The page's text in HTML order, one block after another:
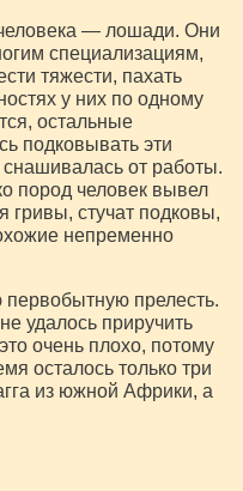
— лошади. Они
специализациям,
тяжести, пахать
у них по одному
остальные
подковывать эти
снашивалась от работы.
пород человек вывел
гривы, стучат подковы,
непременно
прелесть.
удалось приручить
очень плохо, потому
осталось только три
из южной Африки, а